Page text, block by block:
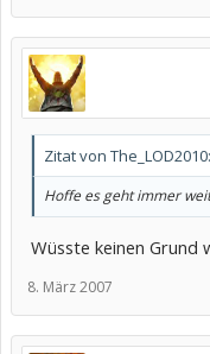
Zitat von The_LOD2010:
Hoffe es geht immer
Wüsste keinen Grund
8. März 2007